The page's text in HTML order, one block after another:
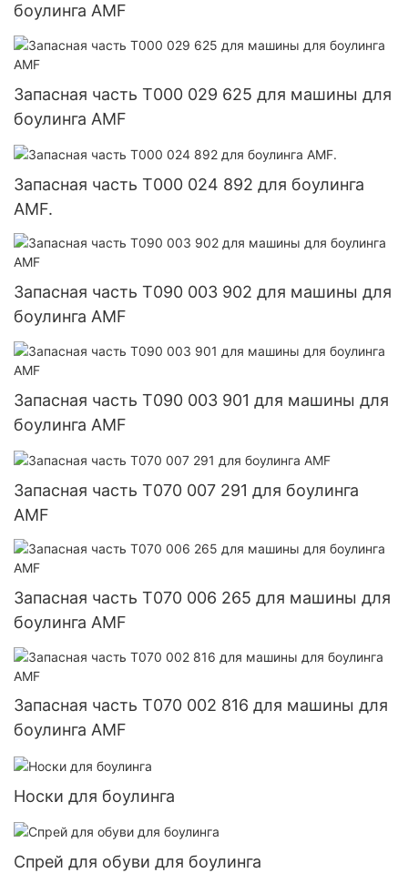
боулинга AMF
Запасная часть T000 029 625 для машины для
боулинга AMF
Запасная часть T000 024 892 для боулинга
AMF.
Запасная часть T090 003 902 для машины для
боулинга AMF
Запасная часть T090 003 901 для машины для
боулинга AMF
Запасная часть T070 007 291 для боулинга
AMF
Запасная часть T070 006 265 для машины для
боулинга AMF
Запасная часть T070 002 816 для машины для
боулинга AMF
Носки для боулинга
Спрей для обуви для боулинга